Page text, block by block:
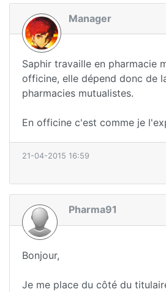
Manager
Saphir travaille en pharmacie
officine, elle dépend donc de
pharmacies mutualistes.
En officine c'est comme je
21-04-2015 16:59
Pharma91
Bonjour,
Je me place du côté du